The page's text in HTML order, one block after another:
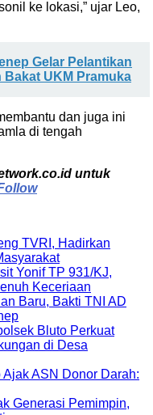
ke lokasi,” ujar Leo,
Gelar Pelantikan
UKM Pramuka
dan juga ini
di tengah
untuk
TVRI, Hadirkan
Yonif TP 931/KJ,
Keceriaan
Baru, Bakti TNI AD
Bluto Perkuat
di Desa
ASN Donor Darah:
Generasi Pemimpin,